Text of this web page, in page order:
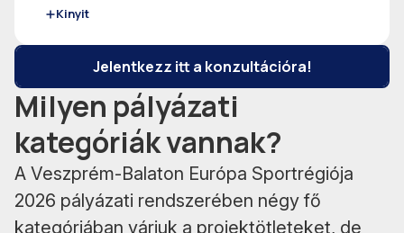
Kinyit
Jelentkezz itt a konzultációra!
Milyen pályázati
kategóriák vannak?
A Veszprém-Balaton Európa Sportrégiója
2026 pályázati rendszerében négy fő
kategóriában várjuk a projektötleteket, de